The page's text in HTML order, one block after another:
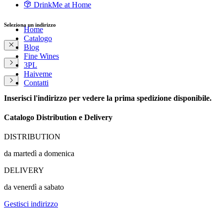
DrinkMe at Home
Home
Catalogo
Blog
Fine Wines
3PL
Haiveme
Contatti
Seleziona un indirizzo
Inserisci l'indirizzo per vedere la prima spedizione disponibile.
Catalogo Distribution e Delivery
DISTRIBUTION
da martedì a domenica
DELIVERY
da venerdì a sabato
Gestisci indirizzo